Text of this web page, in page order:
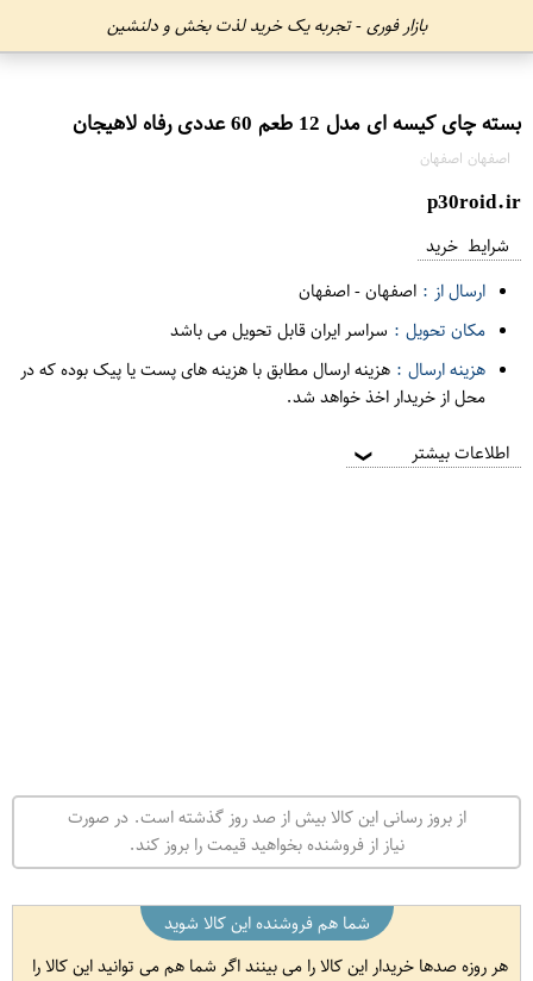
بازار فوری - تجربه یک خرید لذت بخش و دلنشین
بسته چای کیسه ای مدل 12 طعم 60 عددی رفاه لاهیجان
اصفهان اصفهان
p30roid.ir
شرایط خرید
ارسال از : اصفهان-اصفهان
مکان تحویل : سراسر ایران قابل تحویل می باشد
هزینه ارسال : هزینه ارسال مطابق با هزینه های پست یا پیک بوده که در
محل از خریدار اخذ خواهد شد.
اطلاعات بیشتر ❯
از بروز رسانی این کالا بیش از صد روز گذشته است. در صورت
نیاز از فروشنده بخواهید قیمت را بروز کند.
شما هم فروشنده این کالا شوید
هر روزه صدها خریدار این کالا را می بینند اگر شما هم می توانید این کالا را